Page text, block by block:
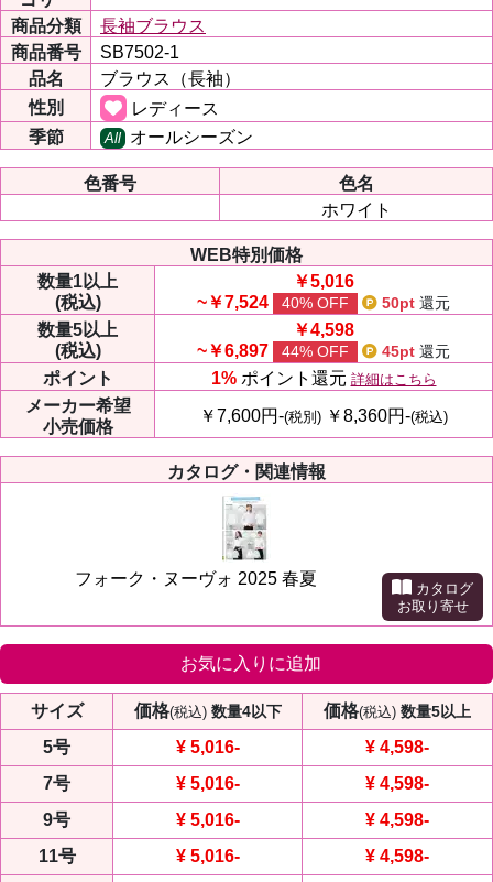
商品分類
長袖ブラウス
商品番号
SB7502-1
品名
ブラウス（長袖）
性別
レディース
季節
All オールシーズン
色番号
色名
ホワイト
WEB特別価格
数量1以上
(税込)
￥5,016
~￥7,524
40% OFF 50pt 還元
数量5以上
(税込)
￥4,598
~￥6,897
44% OFF 45pt 還元
ポイント 1% ポイント還元 詳細はこちら
メーカー希望
小売価格
￥7,600円-(税別) ￥8,360円-(税込)
カタログ・関連情報
フォーク・ヌーヴォ 2025 春夏
カタログ
お取り寄せ
お気に入りに追加
サイズ 価格(税込) 数量4以下 価格(税込) 数量5以上
5号 ¥ 5,016- ¥ 4,598-
7号
¥ 5,016- ¥ 4,598-
9号
¥ 5,016- ¥ 4,598-
11号
¥ 5,016- ¥ 4,598-